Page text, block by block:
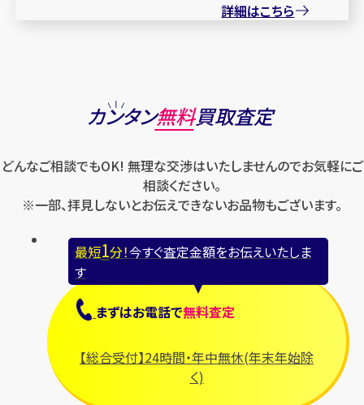
詳細はこちら
カンタン無料買取査定
どんなご相談でもOK! 無理な交渉はいたしませんのでお気軽にご
相談ください。
※一部、拝見しないとお伝えできないお品物もございます。
最短1分！今すぐ査定金額をお伝えいたしま
す
まずはお電話で無料査定
【総合受付】24時間・年中無休(年末年始除
く)